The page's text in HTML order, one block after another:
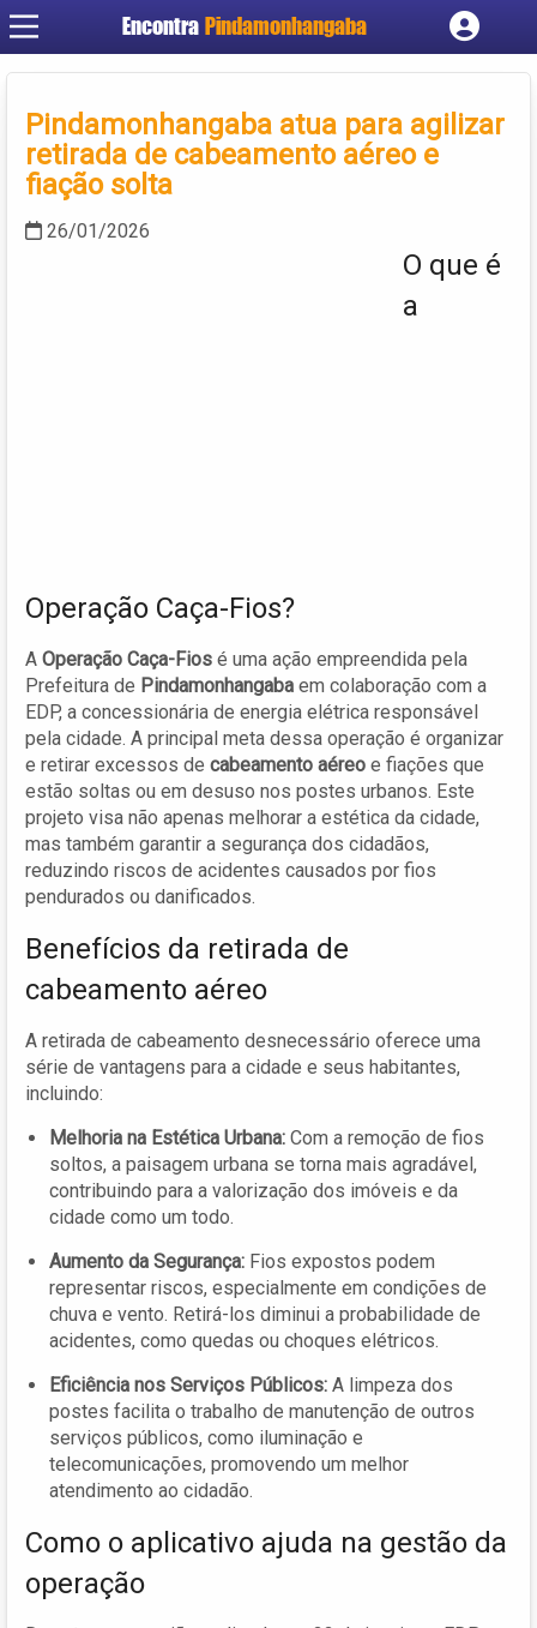
Encontra Pindamonhangaba
Cadastrar empresa
Criar conta
Pindamonhangaba atua para agilizar
retirada de cabeamento aéreo e
fiação solta
26/01/2026
O que é
a
Operação Caça-Fios?
A Operação Caça-Fios é uma ação empreendida pela
Prefeitura de Pindamonhangaba em colaboração com a
EDP, a concessionária de energia elétrica responsável
pela cidade. A principal meta dessa operação é organizar
e retirar excessos de cabeamento aéreo e fiações que
estão soltas ou em desuso nos postes urbanos. Este
projeto visa não apenas melhorar a estética da cidade,
mas também garantir a segurança dos cidadãos,
reduzindo riscos de acidentes causados por fios
pendurados ou danificados.
Benefícios da retirada de
cabeamento aéreo
A retirada de cabeamento desnecessário oferece uma
série de vantagens para a cidade e seus habitantes,
incluindo:
Melhoria na Estética Urbana: Com a remoção de fios
soltos, a paisagem urbana se torna mais agradável,
contribuindo para a valorização dos imóveis e da
cidade como um todo.
Aumento da Segurança: Fios expostos podem
representar riscos, especialmente em condições de
chuva e vento. Retirá-los diminui a probabilidade de
acidentes, como quedas ou choques elétricos.
Eficiência nos Serviços Públicos: A limpeza dos
postes facilita o trabalho de manutenção de outros
serviços públicos, como iluminação e
telecomunicações, promovendo um melhor
atendimento ao cidadão.
Como o aplicativo ajuda na gestão da
operação